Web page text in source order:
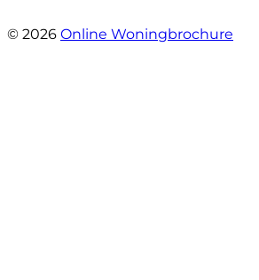
© 2026 Online Woningbrochure